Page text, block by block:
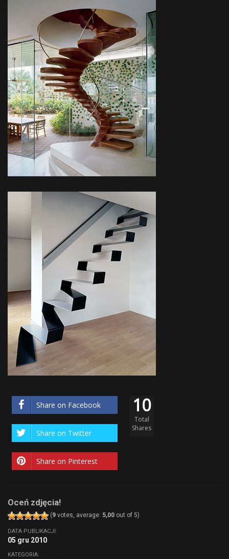
Share on Facebook
Share on Twitter
Share on Pinterest
10
Total
Shares
Oceń zdjęcia!
(9 votes, average: 5,00 out of 5)
DATA PUBLIKACJI:
05 gru 2010
KATEGORIA: